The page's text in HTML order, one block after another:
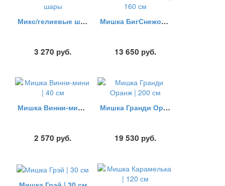
Микс/гелиевые шары
3 270 руб.
Мишка БигСнежок | 160 см
13 650 руб.
Мишка Винни-мини | 40 см
2 570 руб.
Мишка Гранди Оранж | 200 см
19 530 руб.